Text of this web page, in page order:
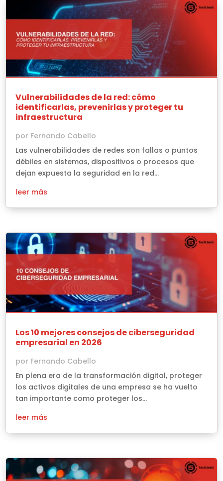
Vulnerabilidades de la red: cómo
identificarlas, prevenirlas y proteger tu
infraestructura
por Fernando Cabello
Las vulnerabilidades de redes son fallas o puntos
débiles en sistemas, dispositivos o procesos que
dejan expuesta la seguridad en la red...
leer más
Los 10 mejores consejos de ciberseguridad
empresarial en 2026
por Fernando Cabello
En plena era de la transformación digital, proteger
los activos digitales de una empresa se ha vuelto
tan importante como proteger los...
leer más